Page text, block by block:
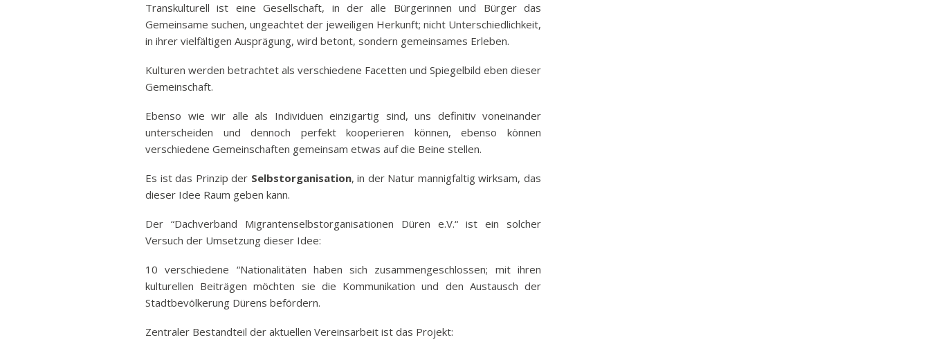
Transkulturell ist eine Gesellschaft, in der alle Bürgerinnen und Bürger das
Gemeinsame suchen, ungeachtet der jeweiligen Herkunft; nicht Unterschiedlichkeit,
in ihrer vielfältigen Ausprägung, wird betont, sondern gemeinsames Erleben.
Kulturen werden betrachtet als verschiedene Facetten und Spiegelbild eben dieser
Gemeinschaft.
Ebenso wie wir alle als Individuen einzigartig sind, uns definitiv voneinander
unterscheiden und dennoch perfekt kooperieren können, ebenso können
verschiedene Gemeinschaften gemeinsam etwas auf die Beine stellen.
Es ist das Prinzip der Selbstorganisation, in der Natur mannigfaltig wirksam, das
dieser Idee Raum geben kann.
Der “Dachverband Migrantenselbstorganisationen Düren e.V.“ ist ein solcher
Versuch der Umsetzung dieser Idee:
10 verschiedene “Nationalitäten haben sich zusammengeschlossen; mit ihren
kulturellen Beiträgen möchten sie die Kommunikation und den Austausch der
Stadtbevölkerung Dürens befördern.
Zentraler Bestandteil der aktuellen Vereinsarbeit ist das Projekt: